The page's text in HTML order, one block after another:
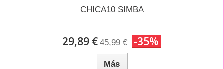
CHICA10 SIMBA
29,89 € 45,99 € -35%
Más